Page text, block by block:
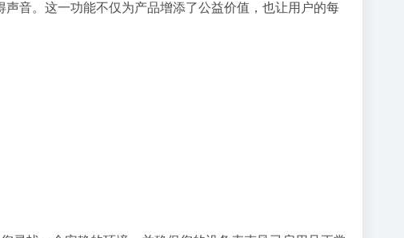
音。这一功能不仅为产品增添了公益价值，也让用户的每